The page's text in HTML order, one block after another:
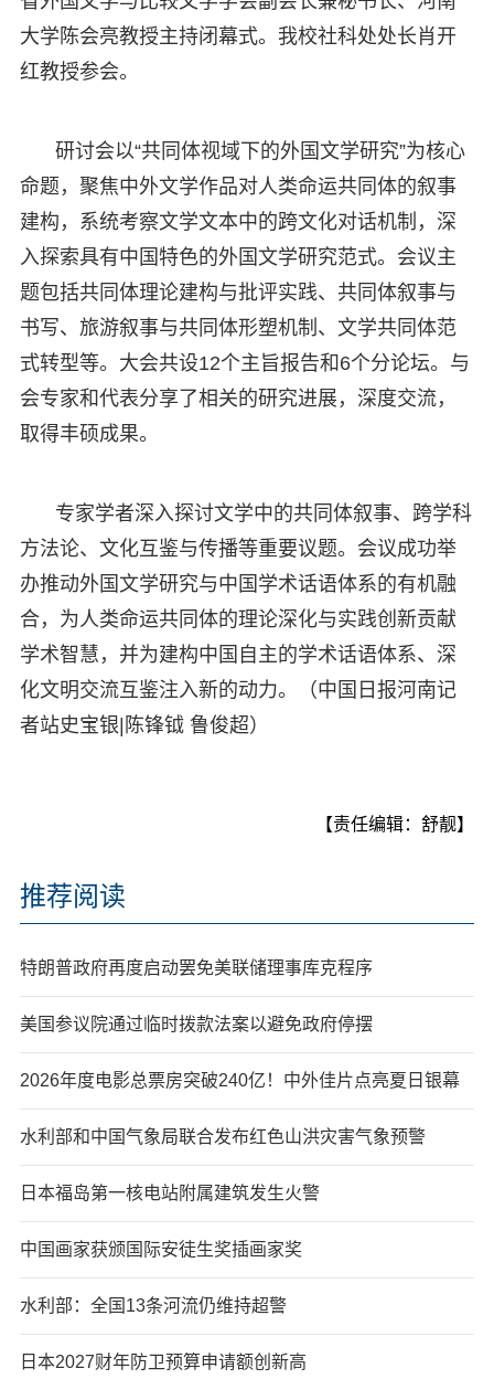
大学陈会亮教授主持闭幕式。我校社科处处长肖开
红教授参会。
研讨会以“共同体视域下的外国文学研究”为核心
命题，聚焦中外文学作品对人类命运共同体的叙事
建构，系统考察文学文本中的跨文化对话机制，深
入探索具有中国特色的外国文学研究范式。会议主
题包括共同体理论建构与批评实践、共同体叙事与
书写、旅游叙事与共同体形塑机制、文学共同体范
式转型等。大会共设12个主旨报告和6个分论坛。与
会专家和代表分享了相关的研究进展，深度交流，
取得丰硕成果。
专家学者深入探讨文学中的共同体叙事、跨学科
方法论、文化互鉴与传播等重要议题。会议成功举
办推动外国文学研究与中国学术话语体系的有机融
合，为人类命运共同体的理论深化与实践创新贡献
学术智慧，并为建构中国自主的学术话语体系、深
化文明交流互鉴注入新的动力。（中国日报河南记
者站史宝银|陈锋钺 鲁俊超）
【责任编辑：舒靓】
推荐阅读
特朗普政府再度启动罢免美联储理事库克程序
美国参议院通过临时拨款法案以避免政府停摆
2026年度电影总票房突破240亿！中外佳片点亮夏日银幕
水利部和中国气象局联合发布红色山洪灾害气象预警
日本福岛第一核电站附属建筑发生火警
中国画家获颁国际安徒生奖插画家奖
水利部：全国13条河流仍维持超警
日本2027财年防卫预算申请额创新高